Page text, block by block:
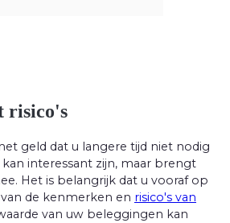
risico's
geld dat u langere tijd niet nodig
interessant zijn, maar brengt
Het is belangrijk dat u vooraf op
de kenmerken en risico's van
van uw beleggingen kan